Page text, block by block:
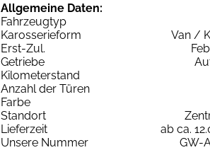
Allgemeine Daten:
Fahrzeugtyp
Karosserieform
Van /
Erst-Zul.
Getriebe
Kilometerstand
Anzahl der Türen
Farbe
Standort
Lieferzeit
ab ca.
Unsere Nummer
GW-